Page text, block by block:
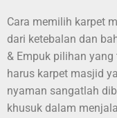
Cara memilih karpet
dari ketebalan dan
& Empuk pilihan
harus karpet masjid
nyaman sangatlah
khusuk dalam